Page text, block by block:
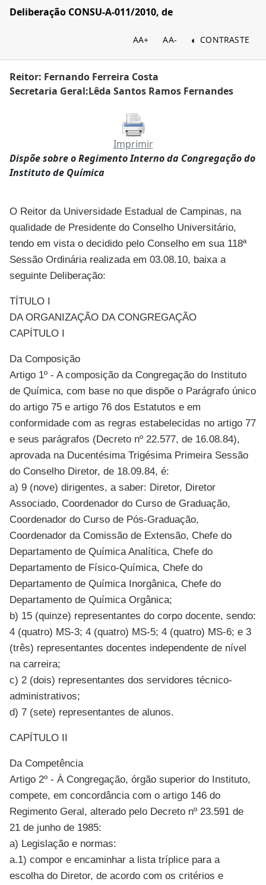
Deliberação CONSU-A-011/2010, de
AA+ AA- CONTRASTE
Reitor: Fernando Ferreira Costa
Secretaria Geral:Lêda Santos Ramos Fernandes
Imprimir
Dispõe sobre o Regimento Interno da Congregação do
Instituto de Química
O Reitor da Universidade Estadual de Campinas, na
qualidade de Presidente do Conselho Universitário,
tendo em vista o decidido pelo Conselho em sua 118ª
Sessão Ordinária realizada em 03.08.10, baixa a
seguinte Deliberação:
TÍTULO I
DA ORGANIZAÇÃO DA CONGREGAÇÃO
CAPÍTULO I
Da Composição
Artigo 1º - A composição da Congregação do Instituto
de Química, com base no que dispõe o Parágrafo único
do artigo 75 e artigo 76 dos Estatutos e em
conformidade com as regras estabelecidas no artigo 77
e seus parágrafos (Decreto nº 22.577, de 16.08.84),
aprovada na Ducentésima Trigésima Primeira Sessão
do Conselho Diretor, de 18.09.84, é:
a) 9 (nove) dirigentes, a saber: Diretor, Diretor
Associado, Coordenador do Curso de Graduação,
Coordenador do Curso de Pós-Graduação,
Coordenador da Comissão de Extensão, Chefe do
Departamento de Química Analítica, Chefe do
Departamento de Físico-Química, Chefe do
Departamento de Química Inorgânica, Chefe do
Departamento de Química Orgânica;
b) 15 (quinze) representantes do corpo docente, sendo:
4 (quatro) MS-3; 4 (quatro) MS-5; 4 (quatro) MS-6; e 3
(três) representantes docentes independente de nível
na carreira;
c) 2 (dois) representantes dos servidores técnico-
administrativos;
d) 7 (sete) representantes de alunos.
CAPÍTULO II
Da Competência
Artigo 2º - À Congregação, órgão superior do Instituto,
compete, em concordância com o artigo 146 do
Regimento Geral, alterado pelo Decreto nº 23.591 de
21 de junho de 1985:
a) Legislação e normas:
a.1) compor e encaminhar a lista tríplice para a
escolha do Diretor, de acordo com os critérios e